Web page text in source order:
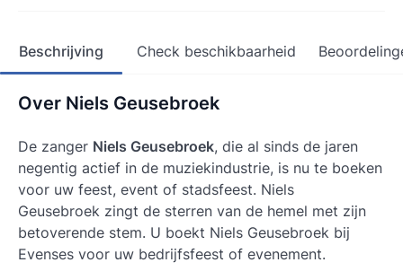
Beschrijving Check beschikbaarheid
Over Niels Geusebroek
De zanger Niels Geusebroek, die al sinds de jaren
negentig actief in de muziekindustrie, is nu te boeken
voor uw feest, event of stadsfeest. Niels
Geusebroek zingt de sterren van de hemel met zijn
betoverende stem. U boekt Niels Geusebroek bij
Evenses voor uw bedrijfsfeest of evenement.